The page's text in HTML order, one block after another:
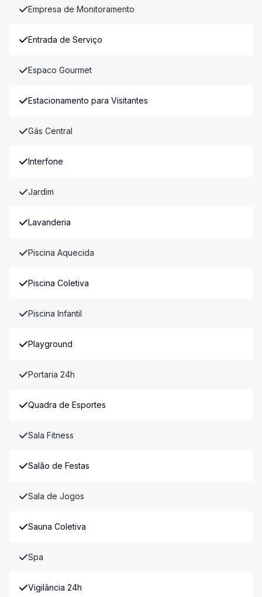
Empresa de Monitoramento
Entrada de Serviço
Espaco Gourmet
Estacionamento para Visitantes
Gás Central
Interfone
Jardim
Lavanderia
Piscina Aquecida
Piscina Coletiva
Piscina Infantil
Playground
Portaria 24h
Quadra de Esportes
Sala Fitness
Salão de Festas
Sala de Jogos
Sauna Coletiva
Spa
Vigilância 24h